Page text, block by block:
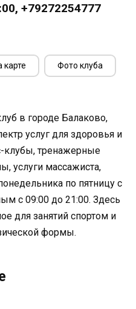
+79272254777
карте Фото клуба
в городе Балаково,
услуг для здоровья и
клубы, тренажерные
услуги массажиста,
по пятницу с
с 09:00 до 21:00. Здесь
для занятий спортом и
формы.